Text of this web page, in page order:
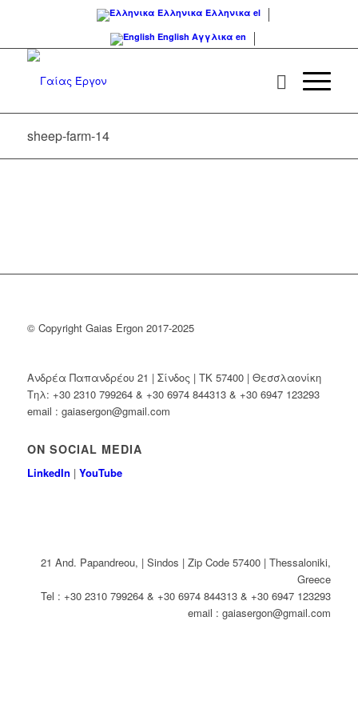
Ελληνικα Ελληνικα el
English Αγγλικα en
sheep-farm-14
© Copyright Gaias Ergon 2017-2025
Ανδρέα Παπανδρέου 21 | Σίνδος | ΤΚ 57400 | Θεσσλαονίκη
Τηλ: +30 2310 799264 & +30 6974 844313 & +30 6947 123293
email : gaiasergon@gmail.com
ON SOCIAL MEDIA
LinkedIn | YouTube
21 And. Papandreou, | Sindos | Zip Code 57400 | Thessaloniki,
Greece
Tel : +30 2310 799264 & +30 6974 844313 & +30 6947 123293
email : gaiasergon@gmail.com